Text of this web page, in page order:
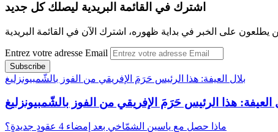
اشترك في القائمة البريدية ليصلك كل جديد
على الخبر في بداية ظهوره، اشترك الآن في القائمة البريدية
Entrez votre adresse Email
بلال العيفة: هذا الرئيس حَرَمَ الإفريقي من الفوز بالشّمبيونزليغ
العيفة: هذا الرئيس حَرَمَ الإفريقي من الفوز بالشّمبيونزليغ
ماذا حصل مع ياسين الشمّاخي بعد إمضاء 4 عقودٍ جديدةٍ؟